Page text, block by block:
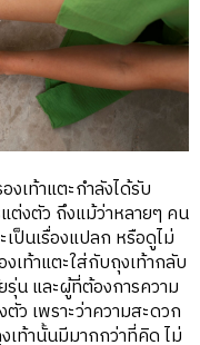
งเท้าแตะกำลังได้รับ
ต่งตัว ถึงแม้ว่าหลายๆ คน
เป็นเรื่องแปลก หรือดูไม่
เท้าแตะใส่กับถุงเท้ากลับ
น และผู้ที่ต้องการความ
ว เพราะว่าความสะดวก
เท้านั้นมีมากกว่าที่คิด ไม่